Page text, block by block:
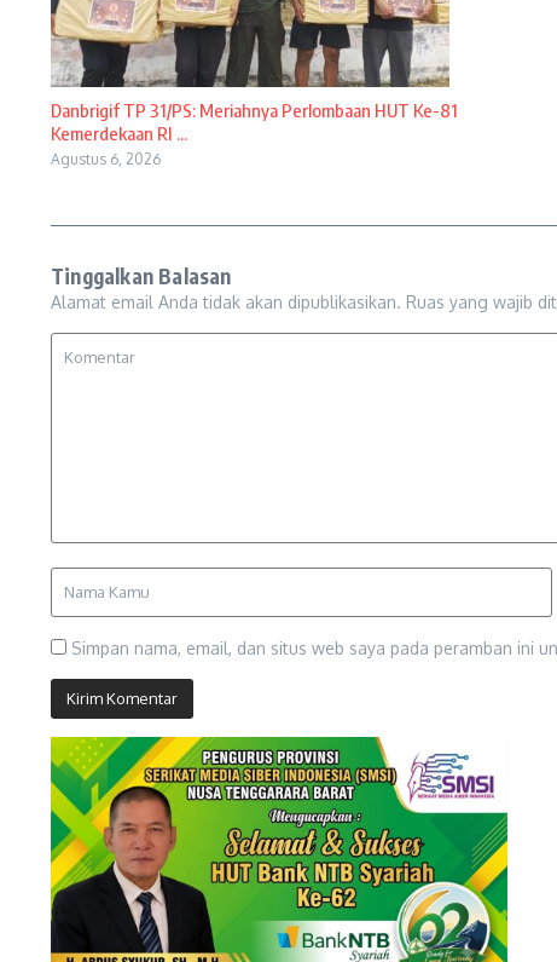
Danbrigif TP 31/PS: Meriahnya Perlombaan HUT Ke-81
Kemerdekaan RI ...
Agustus 6, 2026
Tinggalkan Balasan
Alamat email Anda tidak akan dipublikasikan. Ruas yang wajib
Simpan nama, email, dan situs web saya pada peramban ini